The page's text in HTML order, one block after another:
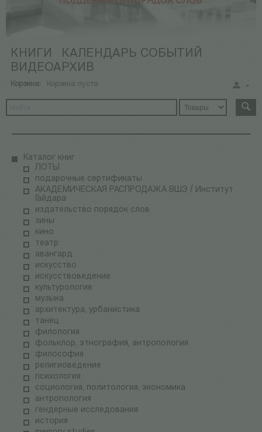
КНИГИ
КАЛЕНДАРЬ СОБЫТИЙ
ВИДЕОАРХИВ
Корзина: Корзина пуста
Каталог книг
ЛОТЫ
подарочные сертификаты
АКАДЕМИЧЕСКАЯ РАСПРОДАЖА ВШЭ / Институт
Гайдара
издательство порядок слов
зины
кино
театр
авангард
искусство
искусствоведение
культурология
музыка
архитектура, урбанистика
танец
филология
фольклор, этнография, антропология
философия
религиоведение
психология
социология, политология, экономика
антропология
гендерные исследования
история